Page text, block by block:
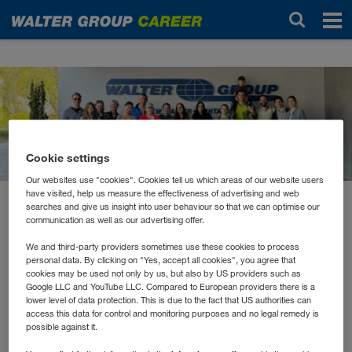
Новости
апрель 2024
WALTER GROUP räumt in
Kufstein auf
Wer in der Natur unterwegs ist, kennt es: hier eine
Plastikflasche im Feld, dort eine Getränkedose im
Cookie settings
Our websites use "cookies". Cookies tell us which areas of our website users
have visited, help us measure the effectiveness of advertising and web
searches and give us insight into user behaviour so that we can optimise our
communication as well as our advertising offer.
We and third-party providers sometimes use these cookies to process
personal data. By clicking on "Yes, accept all cookies", you agree that
cookies may be used not only by us, but also by US providers such as
Google LLC and YouTube LLC. Compared to European providers there is a
lower level of data protection. This is due to the fact that US authorities can
access this data for control and monitoring purposes and no legal remedy is
possible against it.